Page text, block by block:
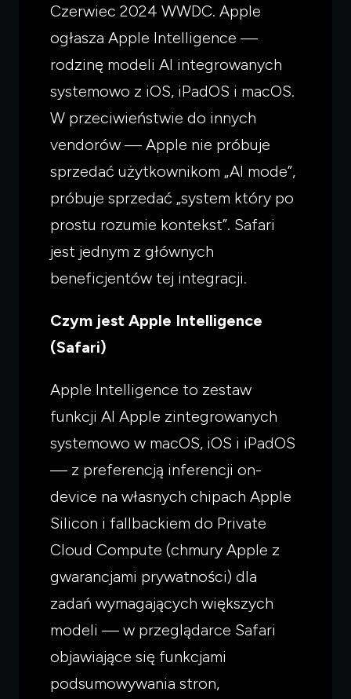
Czerwiec 2024 WWDC. Apple
ogłasza Apple Intelligence —
rodzinę modeli AI integrowanych
systemowo z iOS, iPadOS i macOS.
W przeciwieństwie do innych
vendorów — Apple nie próbuje
sprzedać użytkownikom „AI mode”,
próbuje sprzedać „system który po
prostu rozumie kontekst”. Safari
jest jednym z głównych
beneficjentów tej integracji.
Czym jest Apple Intelligence
(Safari)
Apple Intelligence to zestaw
funkcji AI Apple zintegrowanych
systemowo w macOS, iOS i iPadOS
— z preferencją inferencji on-
device na własnych chipach Apple
Silicon i fallbackiem do Private
Cloud Compute (chmury Apple z
gwarancjami prywatności) dla
zadań wymagających większych
modeli — w przeglądarce Safari
objawiające się funkcjami
podsumowywania stron,